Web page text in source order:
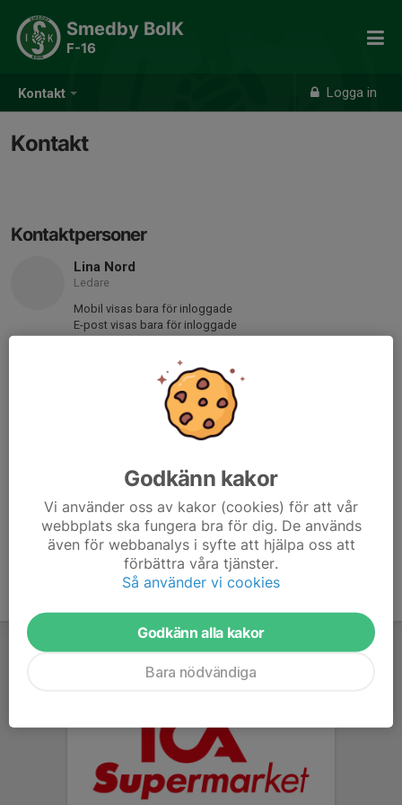
Kontakt Logga in
Smedby BoIK
F-16
Kontakt
Kontaktpersoner
Lina Nord
Ledare
Mobil visas bara för inloggade
E-post visas bara för inloggade
Hanna-Maria Johansson
Mobil visas bara för inloggade
E-post visas bara för inloggade
Mobil visas bara för inloggade
E-post visas bara för inloggade
Godkänn kakor
Vi använder oss av kakor (cookies) för att vår
webbplats ska fungera bra för dig. De används
även för webbanalys i syfte att hjälpa oss att
förbättra våra tjänster.
Så använder vi cookies
Godkänn alla kakor
Bara nödvändiga